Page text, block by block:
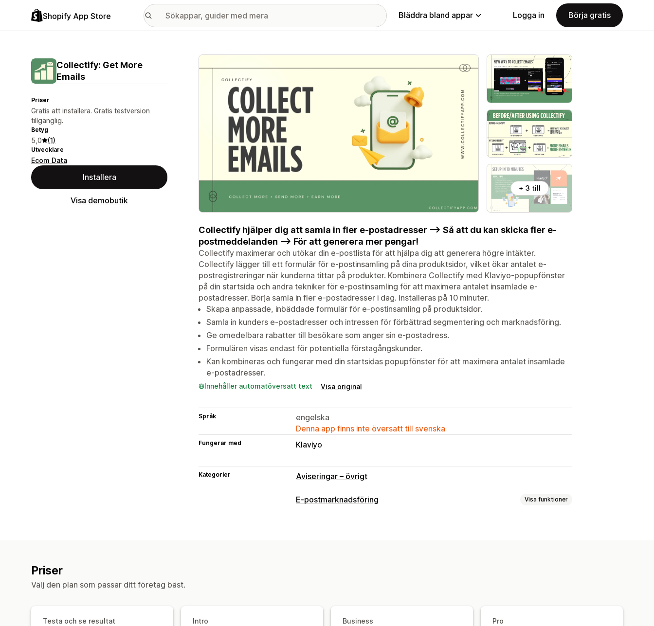
Shopify App Store Bläddra bland appar Logga in Börja gratis
Collectify: Get More
Emails
Priser
Gratis att installera. Gratis testversion
tillgänglig.
Betyg
5,0 (1)
Utvecklare
Ecom Data
Installera
Visa demobutik
Galleri med utvalda bilder
+ 3 till
Collectify hjälper dig att samla in fler e-postadresser --> Så att du kan skicka fler e-
postmeddelanden --> För att generera mer pengar!
Collectify maximerar och utökar din e-postlista för att hjälpa dig att generera högre intäkter.
Collectify lägger till ett formulär för e-postinsamling på dina produktsidor, vilket ökar antalet e-
postregistreringar när kunderna tittar på produkter. Kombinera Collectify med Klaviyo-popupfönster
på din startsida och andra tekniker för e-postinsamling för att maximera antalet insamlade e-
postadresser. Börja samla in fler e-postadresser i dag. Installeras på 10 minuter.
Skapa anpassade, inbäddade formulär för e-postinsamling på produktsidor.
Samla in kunders e-postadresser och intressen för förbättrad segmentering och marknadsföring.
Ge omedelbara rabatter till besökare som anger sin e-postadress.
Formulären visas endast för potentiella förstagångskunder.
Kan kombineras och fungerar med din startsidas popupfönster för att maximera antalet insamlade
e-postadresser.
Innehåller automatöversatt text Visa original
Språk
engelska
Denna app finns inte översatt till svenska
Fungerar med Klaviyo
Kategorier Aviseringar – övrigt
E-postmarknadsföring Visa funktioner
Priser
Välj den plan som passar ditt företag bäst.
Testa och se resultat Intro Business Pro